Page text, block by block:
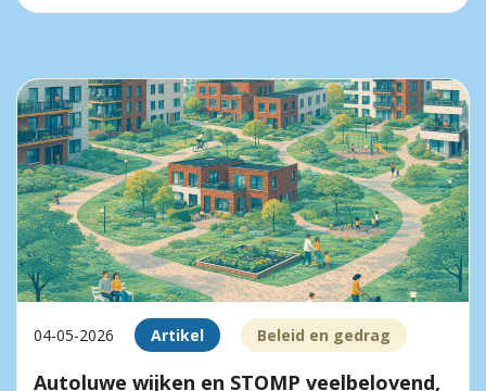
04-05-2026 Artikel Beleid en gedrag
Autoluwe wijken en STOMP veelbelovend,